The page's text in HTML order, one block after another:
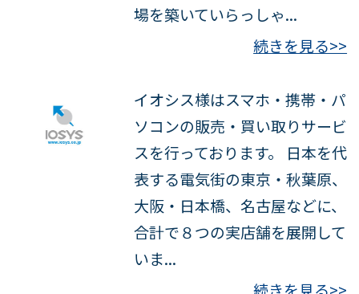
場を築いていらっしゃ...
続きを見る>>
イオシス様はスマホ・携帯・パ
ソコンの販売・買い取りサービ
スを行っております。 日本を代
表する電気街の東京・秋葉原、
大阪・日本橋、名古屋などに、
合計で８つの実店舗を展開して
いま...